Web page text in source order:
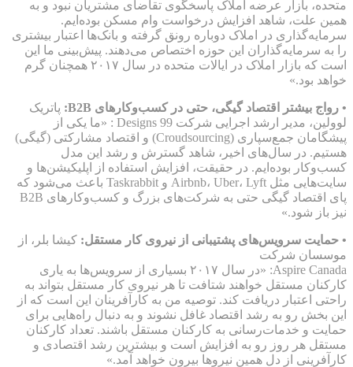
متحده، بازار عرضه املاک پاسخگوی تقاضای مشتریان نبود و به
همین علت، شاهد افزایش درخواست وام مسکن بوده‌ایم.
سرمایه‌گذاری در املاک دوباره رونق گرفته و بانک‌ها اعتبار بیشتری
را به سرمایه‌گذاران این حوزه اختصاص می‌دهند. پیش‌بینی ما این
است که بازار املاک در ایالات متحده در سال ۲۰۱۷ همچنان گرم
خواهد بود.»
• رواج بیشتر اقتصاد گیگی، حتی در کسب‌وکارهای B2B:
پاتریک
لوولین، مدیر ارشد اجرایی شرکت Designs 99 : «ما یکی از
پیشگامان جمع‌سپاری (Croudsourcing) و اقتصاد مشارکتی (گیگی)
هستیم. در سال‌های اخیر، شاهد گسترش و رشد این مدل
کسب‌وکار بوده‌ایم. در حقیقت، افزایش استفاده از اپلیکیشن‌ها و
سایت‌هایی مثل Airbnb، Uber، Lyft و Taskrabbit باعث می‌شود که
پای اقتصاد گیگی حتی به شرکت‌های بزرگ و کسب‌وکارهای B2B
نیز باز شود.»
• حمایت سرویس‌های پشتیبانی از نیروی کار مستقل: کیشا بلر، از
موسسان شرکت
Aspire Canada: «در سال ۲۰۱۷ بسیاری از سرویس‌ها به یاری
کارکنان مستقل خواهند شتافت تا هر نیروی کار مستقل بتواند به
راحتی اعتبار دریافت کند. توصیه من به کارآفرینان این است که از
این بخش رو به رشد اقتصاد غافل نشوند و به دنبال راه‌هایی برای
حمایت و خدمات‌رسانی به کارکنان مستقل باشند. تعداد کارکنان
مستقل هر روز رو به افزایش است و بیشترین رشد اقتصادی و
کارآفرینی از دل همین نیروها بیرون خواهد آمد.»